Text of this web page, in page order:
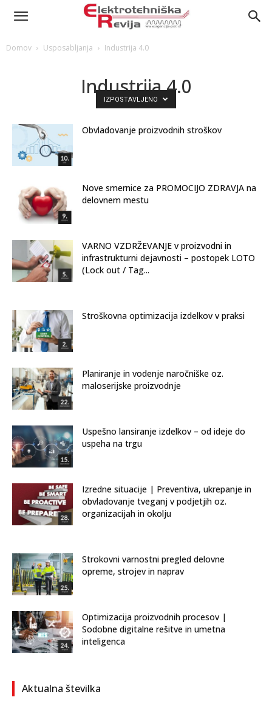
Domov Usposabljanja Industrija 4.0
Industrija 4.0
IZPOSTAVLJENO
Obvladovanje proizvodnih stroškov
Nove smernice za PROMOCIJO ZDRAVJA na
delovnem mestu
VARNO VZDRŽEVANJE v proizvodni in
infrastrukturni dejavnosti – postopek LOTO
(Lock out / Tag...
Stroškovna optimizacija izdelkov v praksi
Planiranje in vodenje naročniške oz.
maloserijske proizvodnje
Uspešno lansiranje izdelkov – od ideje do
uspeha na trgu
Izredne situacije | Preventiva, ukrepanje in
obvladovanje tveganj v podjetjih oz.
organizacijah in okolju
Strokovni varnostni pregled delovne
opreme, strojev in naprav
Optimizacija proizvodnih procesov |
Sodobne digitalne rešitve in umetna
inteligenca
Aktualna številka